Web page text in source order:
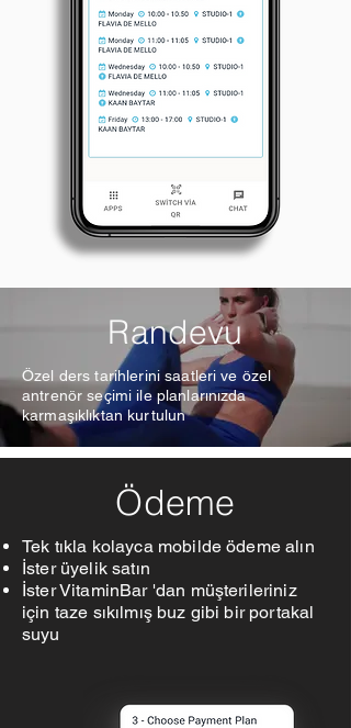
Randevu
Özel ders tarihlerini saatleri ve özel
antrenör seçimi ile planlarınızda
karmaşıklıktan kurtulun
Ödeme
Tek tıkla kolayca mobilde ödeme alın
İster üyelik satın
İster VitaminBar 'dan müşterileriniz
için taze sıkılmış buz gibi bir portakal
suyu